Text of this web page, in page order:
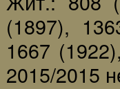
(1897),
1667
2015/2015